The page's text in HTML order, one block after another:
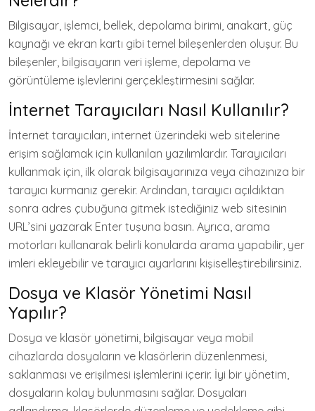
Bilgisayar, işlemci, bellek, depolama birimi, anakart, güç
kaynağı ve ekran kartı gibi temel bileşenlerden oluşur. Bu
bileşenler, bilgisayarın veri işleme, depolama ve
görüntüleme işlevlerini gerçekleştirmesini sağlar.
İnternet Tarayıcıları Nasıl Kullanılır?
İnternet tarayıcıları, internet üzerindeki web sitelerine
erişim sağlamak için kullanılan yazılımlardır. Tarayıcıları
kullanmak için, ilk olarak bilgisayarınıza veya cihazınıza bir
tarayıcı kurmanız gerekir. Ardından, tarayıcı açıldıktan
sonra adres çubuğuna gitmek istediğiniz web sitesinin
URL’sini yazarak Enter tuşuna basın. Ayrıca, arama
motorları kullanarak belirli konularda arama yapabilir, yer
imleri ekleyebilir ve tarayıcı ayarlarını kişiselleştirebilirsiniz.
Dosya ve Klasör Yönetimi Nasıl
Yapılır?
Dosya ve klasör yönetimi, bilgisayar veya mobil
cihazlarda dosyaların ve klasörlerin düzenlenmesi,
saklanması ve erişilmesi işlemlerini içerir. İyi bir yönetim,
dosyaların kolay bulunmasını sağlar. Dosyaları